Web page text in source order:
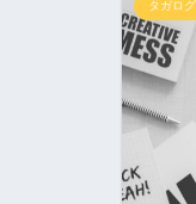
タガロ